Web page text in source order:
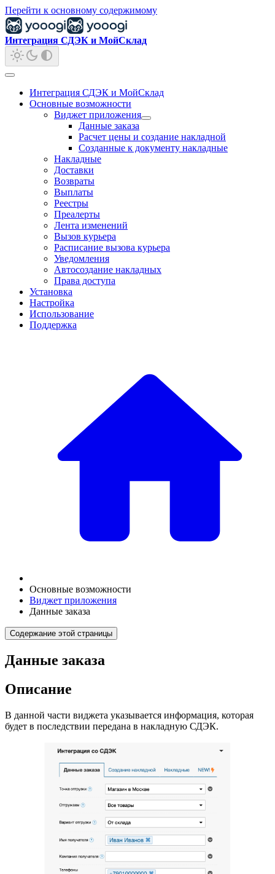
Перейти к основному содержимому
Интеграция СДЭК и МойСклад
Интеграция СДЭК и МойСклад
Основные возможности
Виджет приложения
Данные заказа
Расчет цены и создание накладной
Созданные к документу накладные
Накладные
Доставки
Возвраты
Выплаты
Реестры
Преалерты
Лента изменений
Вызов курьера
Расписание вызова курьера
Уведомления
Автосоздание накладных
Права доступа
Установка
Настройка
Использование
Поддержка
Основные возможности
Виджет приложения
Данные заказа
Содержание этой страницы
Данные заказа
Описание
В данной части виджета указывается информация, которая
будет в последствии передана в накладную СДЭК.